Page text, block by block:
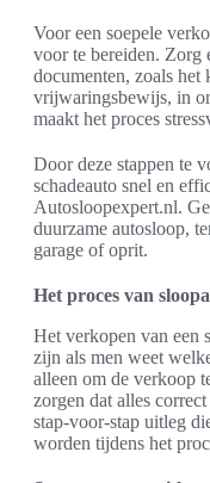
Voor een soepele
voor te bereiden. Zorg
documenten, zoals het
vrijwaringsbewijs, in
maakt het proces
Door deze stappen te
schadeauto snel en
Autosloopexpert.nl.
duurzame autosloop,
garage of oprit.
Het proces van
Het verkopen van een
zijn als men weet
alleen om de verkoop
zorgen dat alles
stap-voor-stap uitleg
worden tijdens het